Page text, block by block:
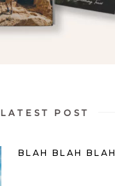
LATEST POST
BLAH BLAH BLAH